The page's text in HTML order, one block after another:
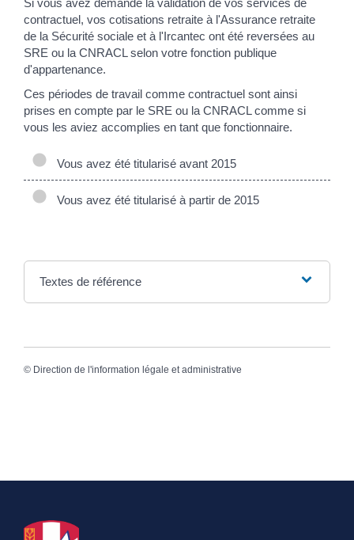
contractuel, vos cotisations retraite à l'Assurance retraite
de la Sécurité sociale et à l'Ircantec ont été reversées au
SRE ou la CNRACL selon votre fonction publique
d'appartenance.
Ces périodes de travail comme contractuel sont ainsi
prises en compte par le SRE ou la CNRACL comme si
vous les aviez accomplies en tant que fonctionnaire.
Vous avez été titularisé avant 2015
Vous avez été titularisé à partir de 2015
Textes de référence
© Direction de l'information légale et administrative